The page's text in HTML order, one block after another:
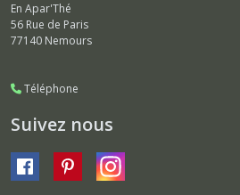
En Apar'Thé
56 Rue de Paris
77140 Nemours
Téléphone
Suivez nous